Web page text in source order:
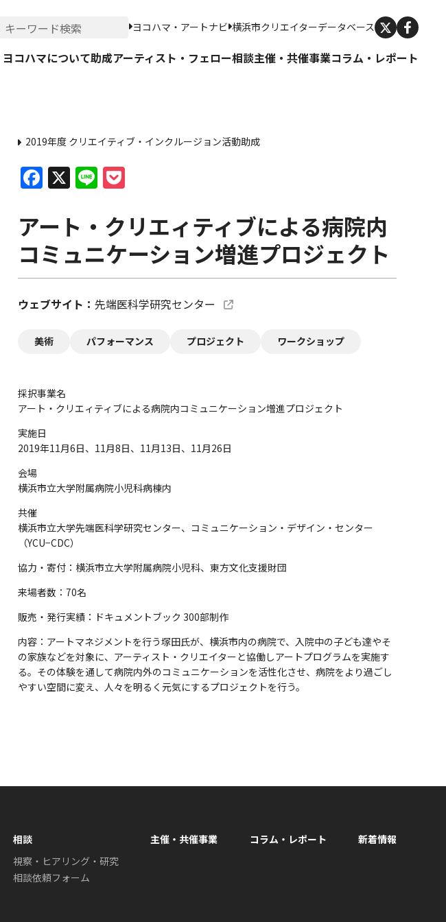
ヨコハマ・アートナビ 横浜市クリエイターデータベース
コハマについて助成アーティスト・フェロー相談主催・共催事業コラム・レポート
2019年度 クリエイティブ・インクルージョン活動助成
Facebook
X Line
アート・クリエィティブによる病院内
コミュニケーション増進プロジェクト
ウェブサイト 先端医科学研究センター
美術 パフォーマンス プロジェクト ワークショップ
採択事業名
アート・クリエィティブによる病院内コミュニケーション増進プロジェクト
実施日
2019年11月6日、11月8日、11月13日、11月26日
会場
横浜市立大学附属病院小児科病棟内
共催
横浜市立大学先端医科学研究センター、コミュニケーション・デザイン・センター
（YCU−CDC）
協力・寄付：横浜市立大学附属病院小児科、東方文化支援財団
来場者数：70名
販売・発行実績：ドキュメントブック 300部制作
内容：アートマネジメントを行う塚田氏が、横浜市内の病院で、入院中の子ども達やそ
の家族などを対象に、アーティスト・クリエイターと協働しアートプログラムを実施す
る。その体験を通して病院内外のコミュニケーションを活性化させ、病院をより過ごし
やすい空間に変え、人々を明るく元気にするプロジェクトを行う。
相談
視察・ヒアリング・研究
相談依頼フォーム
主催・共催事業 コラム・レポート 新着情報